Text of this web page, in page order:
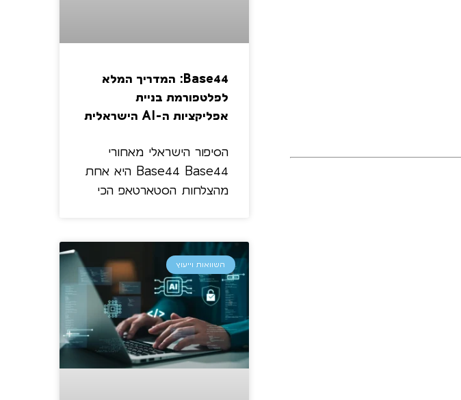
Base44: המדריך המלא
לפלטפורמת בניית
אפליקציות ה-AI הישראלית
הסיפור הישראלי מאחורי
Base44 Base44 היא אחת
מהצלחות הסטארטאפ הכי
השוואות וייעוץ